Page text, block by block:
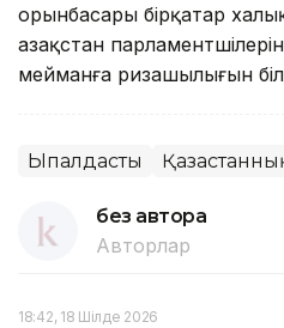
орынбасары бірқатар
Қазақстан
мейманға ризашылығын
Ықпалдастық
без автора
Авторлар
18:42, 18 Шілде 2026